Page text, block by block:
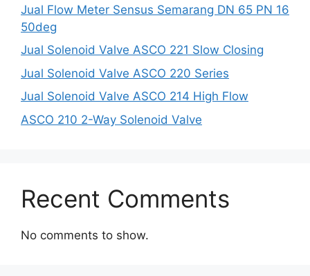
Jual Flow Meter Sensus Semarang DN 65 PN 16
50deg
Jual Solenoid Valve ASCO 221 Slow Closing
Jual Solenoid Valve ASCO 220 Series
Jual Solenoid Valve ASCO 214 High Flow
ASCO 210 2-Way Solenoid Valve
Recent Comments
No comments to show.